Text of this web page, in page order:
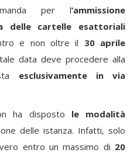
per l’ammissione
delle cartelle esattoriali
e non oltre il 30 aprile
data deve procedere alla
esclusivamente in via
ha disposto le modalità
delle istanza. Infatti, solo
entro un massimo di 20